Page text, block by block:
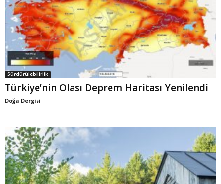
Sürdürülebilirlik
Türkiye’nin Olası Deprem Haritası Yenilendi
Doğa Dergisi